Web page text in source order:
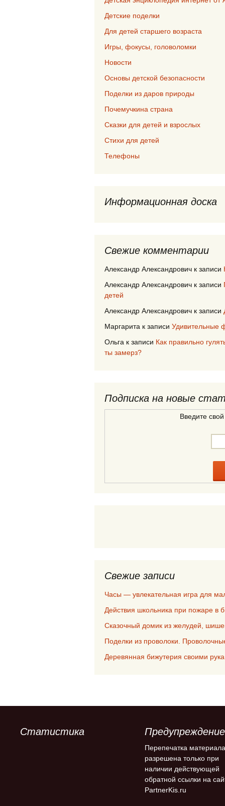
Детские поделки
Для детей старшего возраста
Игры, фокусы, головоломки
Новости
Основы детской безопасности
Поделки из даров природы
Почемучкина страна
Сказки для детей и взрослых
Стихи для детей
Телефоны
Информационная доска
Свежие комментарии
Александр Александрович к записи
Александр Александрович к записи
детей
Александр Александрович к записи
Маргарита к записи Удивительные
Ольга к записи Как правильно
ты замерз?
Подписка на новые
Введите
Свежие записи
Часы — увлекательная игра для
Действия школьника при пожаре в
Сказочный домик из желудей,
Поделки из проволоки.
Деревянная бижутерия своими
Статистика Предупреждение
Перепечатка материала
разрешена только при
наличии действующей
обратной ссылки на
PartnerKis.ru